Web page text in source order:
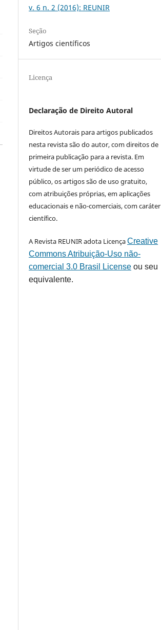
v. 6 n. 2 (2016): REUNIR
Seção
Artigos científicos
Licença
Declaração de Direito Autoral
Direitos Autorais para artigos publicados
nesta revista são do autor, com direitos de
primeira publicação para a revista. Em
virtude de ser um periódico de acesso
público, os artigos são de uso gratuito,
com atribuições próprias, em aplicações
educacionais e não-comerciais, com caráter
científico.
A Revista REUNIR adota LicençaCreative
Commons Atribuição-Uso não-
comercial 3.0 Brasil License ou seu
equivalente.